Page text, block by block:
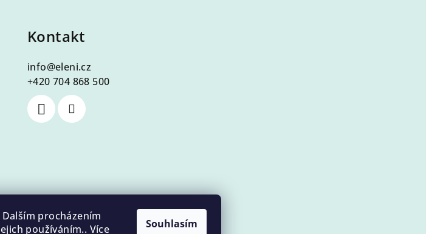
procházením
používáním.. Více
Souhlasím
Kontakt
info@eleni.cz
+420 704 868 500